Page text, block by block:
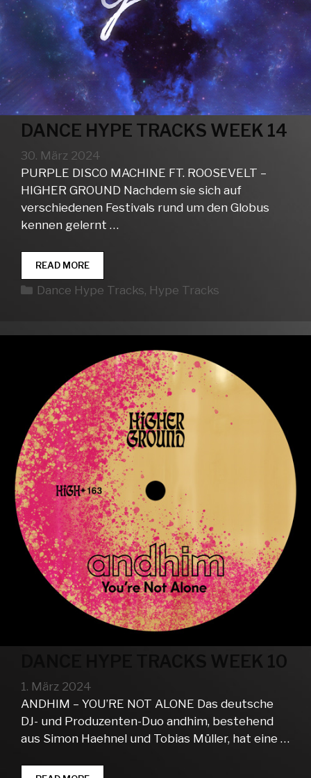
DANCE HYPE TRACKS WEEK 14
30. März 2024
PURPLE DISCO MACHINE FT. ROOSEVELT –
HIGHER GROUND Nachdem sie sich auf
verschiedenen Festivals rund um den Globus
kennen gelernt …
READ MOREDANCE
HYPE
TRACKS
Kategorien
Dance Hype Tracks, Hype Tracks
DANCE HYPE TRACKS WEEK 10
1. März 2024
ANDHIM – YOU’RE NOT ALONE Das deutsche
DJ- und Produzenten-Duo andhim, bestehend
aus Simon Haehnel und Tobias Müller, hat eine …